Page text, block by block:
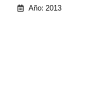
Año: 2013